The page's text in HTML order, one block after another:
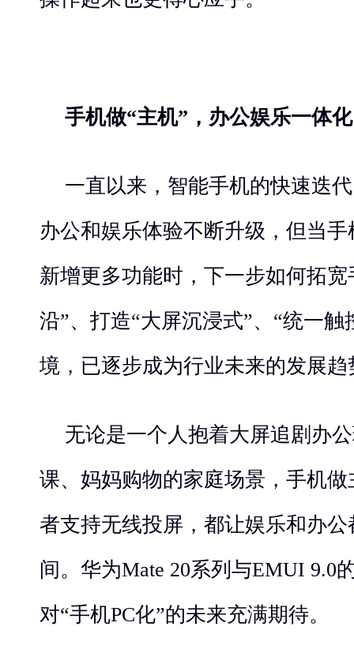
手机做“主机”，办公娱乐一体
一直以来，智能手机的快速迭
办公和娱乐体验不断升级，但当
新增更多功能时，下一步如何拓
沿”、打造“大屏沉浸式”、“统一
境，已逐步成为行业未来的发展趋
无论是一个人抱着大屏追剧办
课、妈妈购物的家庭场景，手机
者支持无线投屏，都让娱乐和办
间。华为Mate 20系列与EMUI 9.0
对“手机PC化”的未来充满期待。